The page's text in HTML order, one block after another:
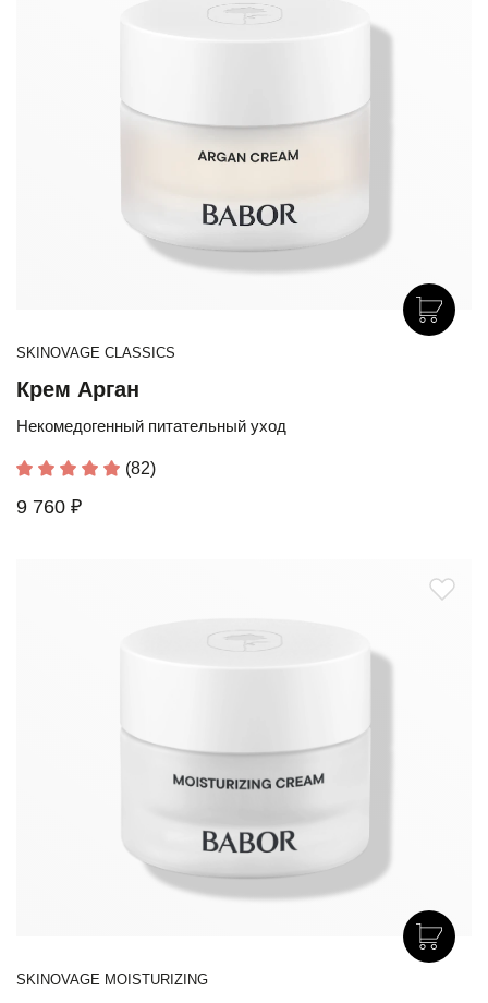
SKINOVAGE CLASSICS
Крем Арган
Некомедогенный питательный уход
(82)
9 760 ₽
SKINOVAGE MOISTURIZING